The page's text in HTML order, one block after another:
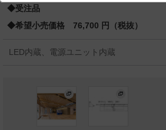
◆受注品
◆希望小売価格 76,700 円（税抜）
LED内蔵、電源ユニット内蔵